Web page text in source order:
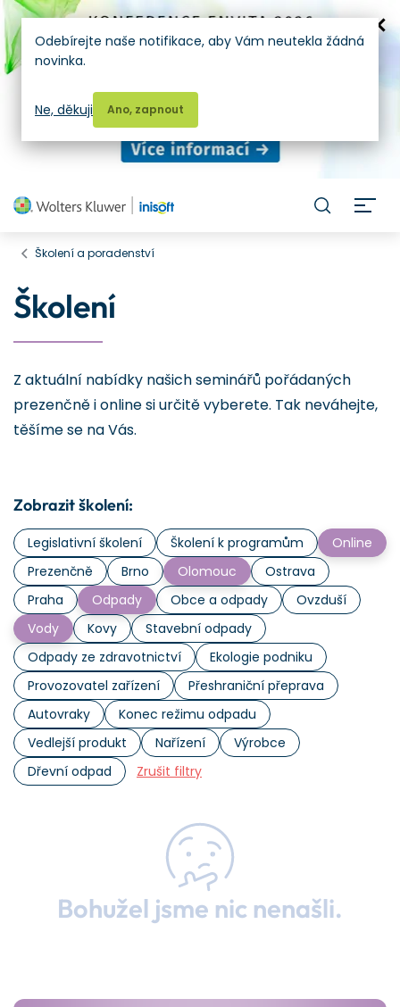
Školení a poradenství
Školení
Z aktuální nabídky našich seminářů pořádaných
prezenčně i online si určitě vyberete. Tak neváhejte,
těšíme se na Vás.
Zobrazit školení:
Legislativní školení Školení k programům
Online
Prezenčně
Brno Olomouc
Ostrava
Praha
Odpady Obce a odpady
Ovzduší
Vody
Kovy
Stavební odpady
Odpady ze zdravotnictví
Ekologie podniku
Provozovatel zařízení
Přeshraniční přeprava
Autovraky
Konec režimu odpadu
Vedlejší produkt
Nařízení
Výrobce
Dřevní odpad
Zrušit filtry
Bohužel jsme nic nenašli.
Odebírejte naše notifikace, aby Vám neutekla žádná
novinka.
Ano, zapnout
Ne, děkuji